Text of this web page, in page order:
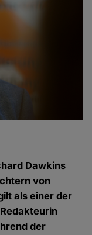
Dawkins
von
als einer der
der